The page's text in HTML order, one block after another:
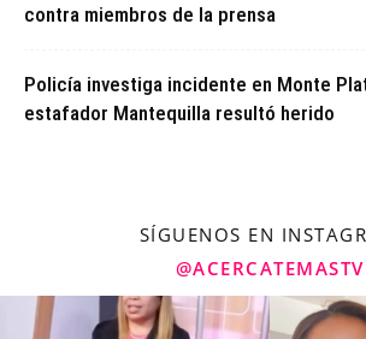
contra miembros de la prensa
Policía investiga incidente en Monte
estafador Mantequilla resultó herido
SÍGUENOS EN
@ACERCATEMASTV